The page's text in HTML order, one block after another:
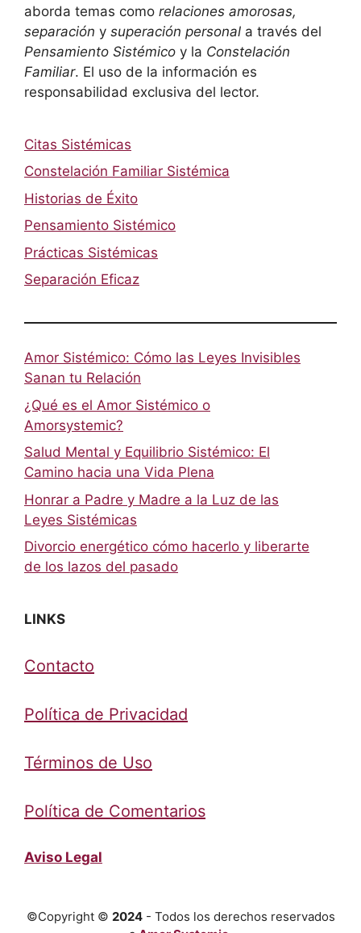
aborda temas como relaciones amorosas,
separación y superación personal a través del
Pensamiento Sistémico y la Constelación
Familiar. El uso de la información es
responsabilidad exclusiva del lector.
Citas Sistémicas
Constelación Familiar Sistémica
Historias de Éxito
Pensamiento Sistémico
Prácticas Sistémicas
Separación Eficaz
Amor Sistémico: Cómo las Leyes Invisibles
Sanan tu Relación
¿Qué es el Amor Sistémico o
Amorsystemic?
Salud Mental y Equilibrio Sistémico: El
Camino hacia una Vida Plena
Honrar a Padre y Madre a la Luz de las
Leyes Sistémicas
Divorcio energético cómo hacerlo y liberarte
de los lazos del pasado
LINKS
Contacto
Política de Privacidad
Términos de Uso
Política de Comentarios
Aviso Legal
©Copyright © 2024- Todos los derechos reservados